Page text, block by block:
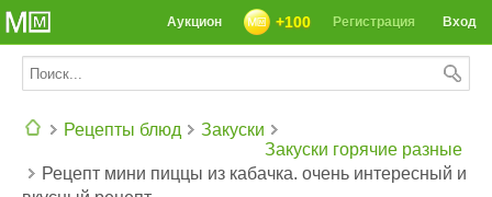
СЕГОДНЯ: 39142 РЕЦЕПТА
Вход
Регистрация
+100
Аукцион
Рецепты блюд
Закуски
Закуски горячие разные
Рецепт мини пиццы из кабачка. очень интересный и